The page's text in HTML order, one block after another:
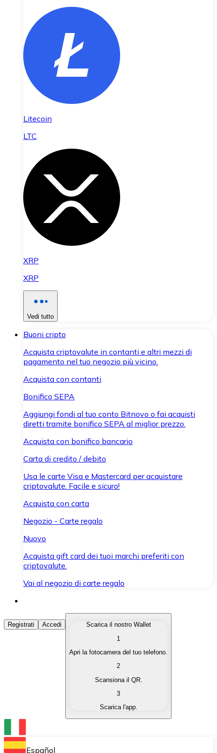
Litecoin
LTC
XRP
XRP
Vedi tutto
Buoni cripto
Acquista criptovalute in contanti e altri mezzi di
pagamento nel tuo negozio più vicino.
Acquista con contanti
Bonifico SEPA
Aggiungi fondi al tuo conto Bitnovo o fai acquisti
diretti tramite bonifico SEPA al miglior prezzo.
Acquista con bonifico bancario
Carta di credito / debito
Usa le carte Visa e Mastercard per acquistare
criptovalute. Facile e sicuro!
Acquista con carta
Negozio - Carte regalo
Nuovo
Acquista gift card dei tuoi marchi preferiti con
criptovalute.
Vai al negozio di carte regalo
Acquista Criptovalute
Acquista le criptovalute che ti interessano in modo
Converti le tue criptovalute in valuta fiat quando ne
Scambia una criptovaluta con un'altra
Conserva le tue cripto in un Wallet self-custodial.
Registrati Accedi
Scarica il nostro Wallet
1
Apri la fotocamera del tuo telefono.
2
Scansiona il QR.
3
Scarica l'app.
Español